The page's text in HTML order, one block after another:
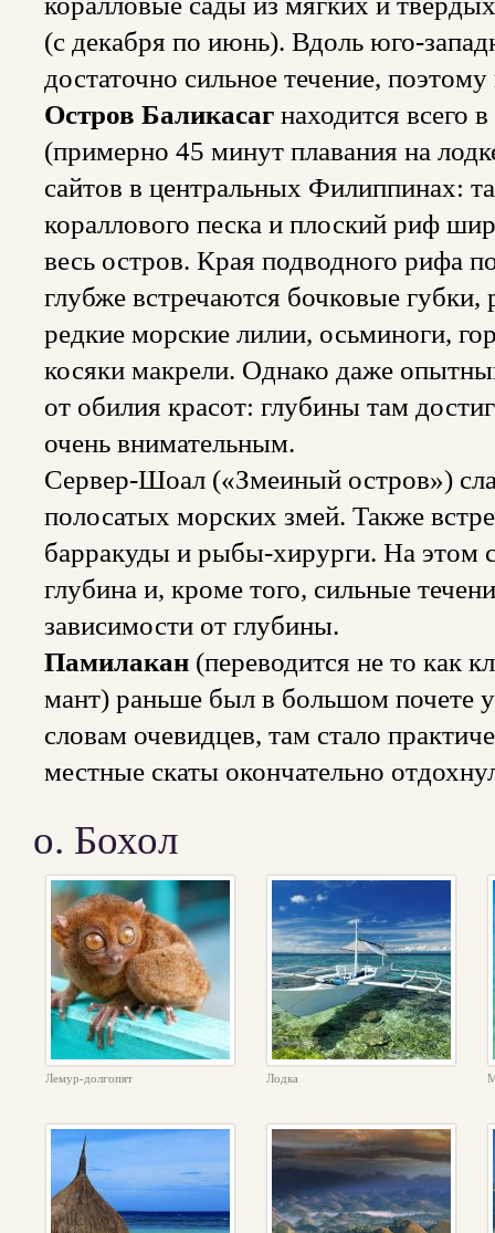
(с декабря по июнь). Вдоль юго-
достаточно сильное течение,
Остров Баликасаг находится всего
(примерно 45 минут плавания на
сайтов в центральных Филиппинах:
кораллового песка и плоский риф
весь остров. Края подводного рифа
глубже встречаются бочковые
редкие морские лилии, осьминоги,
косяки макрели. Однако даже
от обилия красот: глубины там
очень внимательным.
Сервер-Шоaл («Змеиный остров»)
полосатых морских змей. Также
барракуды и рыбы-хирурги. На этом
глубина и, кроме того, сильные
зависимости от глубины.
Памилакан (переводится не то как
мант) раньше был в большом почете
словам очевидцев, там стало
местные скаты окончательно
о. Бохол
Лемур-долгопят Лодка